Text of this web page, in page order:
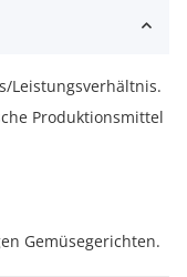
Leistungsverhältnis.
Produktionsmittel
Gemüsegerichten.